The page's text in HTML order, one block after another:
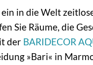
ein in die Welt
Sie Räume, die
der BARIDECOR
»Bari« in